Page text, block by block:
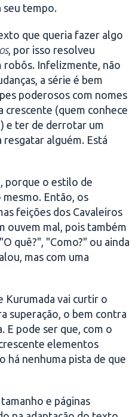
seu tempo.
que queria fazer algo
, por isso resolveu
robôs. Infelizmente, não
a série é bem
poderosos com nomes
(quem conhece
e ter de derrotar um
resgatar alguém. Está
porque o estilo de
mesmo. Então, os
feições dos Cavaleiros
ouvem mal, pois também
quê?", "Como?" ou ainda
mas com uma
Kurumada vai curtir o
superação, o bem contra
E pode ser que, com o
elementos
há nenhuma pista de que
e páginas